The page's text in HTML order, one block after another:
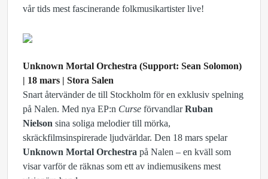
vår tids mest fascinerande folkmusikartister live!
Unknown Mortal Orchestra (Support: Sean Solomon)
| 18 mars | Stora Salen
Snart återvänder de till Stockholm för en exklusiv spelning
på Nalen. Med nya EP:n Curse förvandlarRuban
Nielson sina soliga melodier till mörka,
skräckfilmsinspirerade ljudvärldar. Den 18 mars spelar
Unknown Mortal Orchestra på Nalen – en kväll som
visar varför de räknas som ett av indiemusikens mest